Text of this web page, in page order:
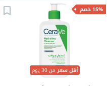
15% خصم
أقل سعرمن 30 يوم